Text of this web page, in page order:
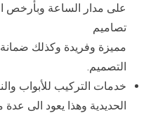
على مدار الساعة وبأرخص
تصاميم
مميزة وفريدة وكذلك
التصميم.
خدمات التركيب للأبواب
الحديدية وهذا يعود الى